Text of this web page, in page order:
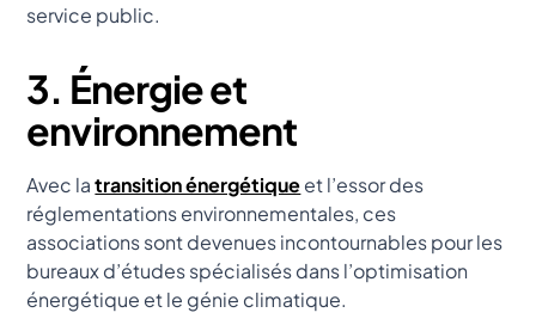
service public.
3. Énergie et
environnement
Avec latransition énergétiqueet l’essor des
réglementations environnementales, ces
associations sont devenues incontournables pour les
bureaux d’études spécialisés dans l’optimisation
énergétique et le génie climatique.